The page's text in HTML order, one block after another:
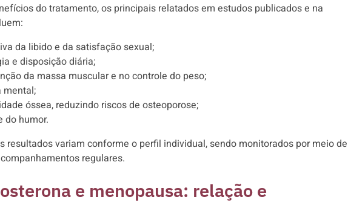
do tratamento, os principais relatados em estudos publicados e na
da libido e da satisfação sexual;
e disposição diária;
da massa muscular e no controle do peso;
mental;
óssea, reduzindo riscos de osteoporose;
do humor.
resultados variam conforme o perfil individual, sendo monitorados por meio de
regulares.
e menopausa: relação e